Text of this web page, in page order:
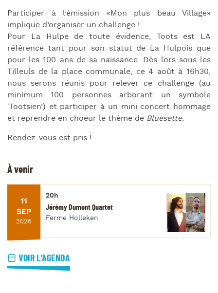
Participer à l’émission «Mon plus beau Village»
implique d’organiser un challenge !
Pour La Hulpe de toute évidence, Toots est LA
référence tant pour son statut de La Hulpois que
pour les 100 ans de sa naissance. Dès lors sous les
Tilleuls de la place communale, ce 4 août à 16h30,
nous serons réunis pour relever ce challenge (au
minimum 100 personnes arborant un symbole
‘Tootsien’) et participer à un mini concert hommage
et reprendre en choeur le thème de Bluesette.
Rendez-vous est pris !
À venir
11
SEP
2026
20h
Jérémy Dumont Quartet
Ferme Holleken
VOIR L'AGENDA